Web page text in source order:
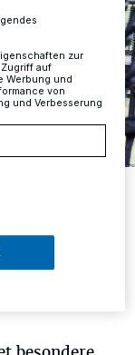
zur
auf
Werbung und
von
und Verbesserung